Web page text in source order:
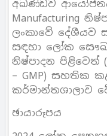
අඛණ්ඩව ආයෝජනය
Manufacturing
ලංකාවේ දේශීයව
සඳහා ලෝක
නිෂ්පාදන පිළිවෙත්
– GMP) සහතික
කර්මාන්තශාලාව
ඡායාරූපය